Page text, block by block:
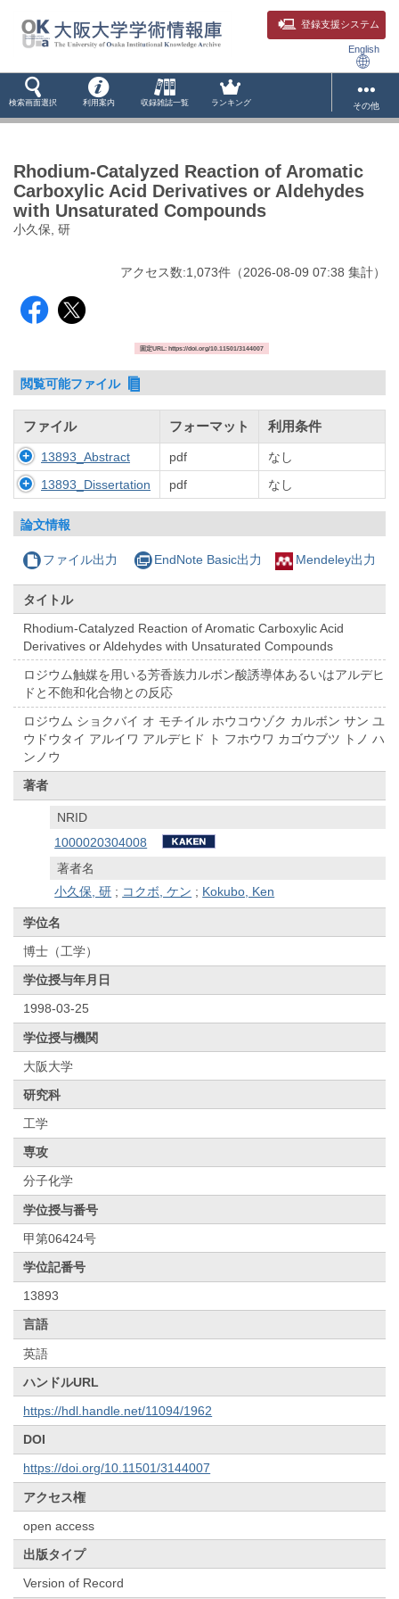
登録支援システム
English
検索画面選択 利用案内 収録雑誌一覧 ランキング その他
Rhodium-Catalyzed Reaction of Aromatic
Carboxylic Acid Derivatives or Aldehydes
with Unsaturated Compounds
小久保, 研
アクセス数:1,073件 （2026-08-09 07:38 集計）
固定URL: https://doi.org/10.11501/3144007
閲覧可能ファイル
ファイル フォーマット 利用条件
13893_Abstract pdf
なし
13893_Dissertation
pdf なし
論文情報
ファイル出力 EndNote Basic出力 Mendeley出力
タイトル
Rhodium-Catalyzed Reaction of Aromatic Carboxylic Acid
Derivatives or Aldehydes with Unsaturated Compounds
ロジウム触媒を用いる芳香族力ルボン酸誘導体あるいはアルデヒ
ドと不飽和化合物との反応
ロジウム ショクバイ オ モチイル ホウコウゾク カルボン サン ユ
ウドウタイ アルイワ アルデヒド ト フホウワ カゴウブツ トノ ハ
ンノウ
著者
NRID
1000020304008
著者名
小久保, 研 ; コクボ, ケン ; Kokubo, Ken
学位名
博士（工学）
学位授与年月日
1998-03-25
学位授与機関
大阪大学
研究科
工学
専攻
分子化学
学位授与番号
甲第06424号
学位記番号
13893
言語
英語
ハンドルURL
https://hdl.handle.net/11094/1962
DOI
https://doi.org/10.11501/3144007
アクセス権
open access
出版タイプ
Version of Record